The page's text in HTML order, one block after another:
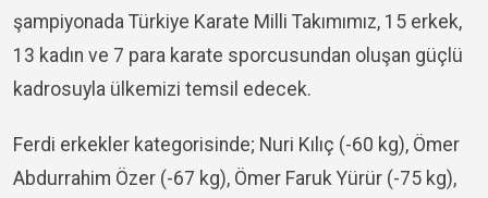
şampiyonada Türkiye Karate Milli Takımımız, 15 erkek,
13 kadın ve 7 para karate sporcusundan oluşan güçlü
kadrosuyla ülkemizi temsil edecek.
Ferdi erkekler kategorisinde; Nuri Kılıç (-60 kg), Ömer
Abdurrahim Özer (-67 kg), Ömer Faruk Yürür (-75 kg),